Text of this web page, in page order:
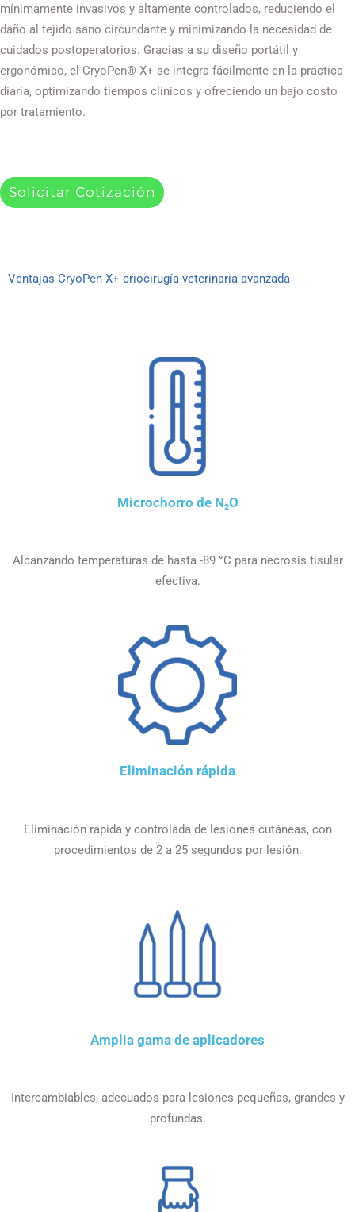
mínimamente invasivos y altamente controlados, reduciendo el
daño al tejido sano circundante y minimizando la necesidad de
cuidados postoperatorios. Gracias a su diseño portátil y
ergonómico, el CryoPen® X+ se integra fácilmente en la práctica
diaria, optimizando tiempos clínicos y ofreciendo un bajo costo
por tratamiento.
Solicitar Cotización
Ventajas CryoPen X+ criocirugía veterinaria avanzada
Microchorro de N₂O
Alcanzando temperaturas de hasta -89 °C para necrosis tisular
efectiva.
Eliminación rápida
Eliminación rápida y controlada de lesiones cutáneas, con
procedimientos de 2 a 25 segundos por lesión.
Amplia gama de aplicadores
Intercambiables, adecuados para lesiones pequeñas, grandes y
profundas.